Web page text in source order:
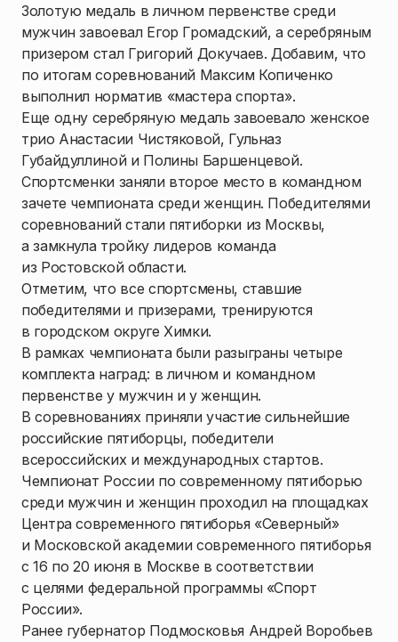
Золотую медаль в личном первенстве среди
мужчин завоевал Егор Громадский, а серебряным
призером стал Григорий Докучаев. Добавим, что
по итогам соревнований Максим Копиченко
выполнил норматив «мастера спорта».
Еще одну серебряную медаль завоевало женское
трио Анастасии Чистяковой, Гульназ
Губайдуллиной и Полины Баршенцевой.
Спортсменки заняли второе место в командном
зачете чемпионата среди женщин. Победителями
соревнований стали пятиборки из Москвы,
а замкнула тройку лидеров команда
из Ростовской области.
Отметим, что все спортсмены, ставшие
победителями и призерами, тренируются
в городском округе Химки.
В рамках чемпионата были разыграны четыре
комплекта наград: в личном и командном
первенстве у мужчин и у женщин.
В соревнованиях приняли участие сильнейшие
российские пятиборцы, победители
всероссийских и международных стартов.
Чемпионат России по современному пятиборью
среди мужчин и женщин проходил на площадках
Центра современного пятиборья «Северный»
и Московской академии современного пятиборья
с 16 по 20 июня в Москве в соответствии
с целями федеральной программы «Спорт
России».
Ранее губернатор Подмосковья Андрей Воробьев